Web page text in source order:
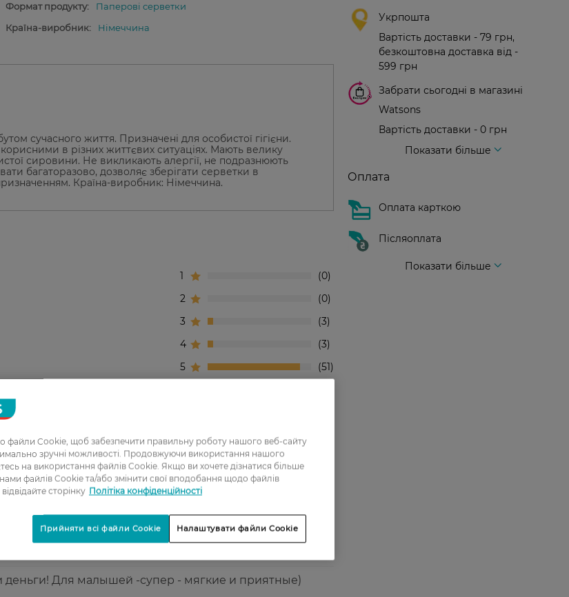
Формат продукту:
Паперові серветки
Країна-виробник:
Німеччина
сучасного життя. Призначені для особистої гігієни.
в різних життєвих ситуаціях. Мають велику
сировини. Не викликають алергії, не подразнюють
багаторазово, дозволяє зберігати серветки в
Країна-виробник: Німеччина.
1
0
2
0
3
3
4
3
5
51
якісні серветки! М'які, в міру щільні, добре вбирають
качественные
деньги! Для малышей -супер - мягкие и приятные)
Укрпошта
Вартість доставки - 79 грн,
безкоштовна доставка від -
599 грн
Забрати сьогодні в магазині
Watsons
Вартість доставки - 0 грн
Показати більше
Оплата
Оплата карткою
Післяоплата
Показати більше
файли Cookie, щоб забезпечити правильну роботу нашого веб-сайту
зручні можливості. Продовжуючи використання нашого
на використання файлів Cookie. Якщо ви хочете дізнатися більше
файлів Cookie та/або змінити свої вподобання щодо файлів
сторінку Політіка конфіденційності
Налаштувати файли Cookie
Прийняти всі файли Cookie